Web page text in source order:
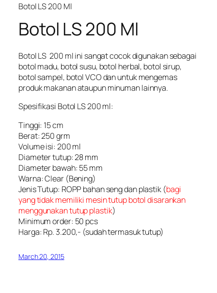
Botol LS 200 Ml
Botol LS 200 Ml
Botol LS 200 ml ini sangat cocok digunakan sebagai
botol madu, botol susu, botol herbal, botol sirup,
botol sampel, botol VCO dan untuk mengemas
produk makanan ataupun minuman lainnya.
Spesifikasi Botol LS 200 ml:
Tinggi: 15 cm
Berat: 250 grm
Volume isi: 200 ml
Diameter tutup: 28 mm
Diameter bawah: 55 mm
Warna: Clear (Bening)
Jenis Tutup: ROPP bahan seng dan plastik (bagi
yang tidak memiliki mesin tutup botol disarankan
menggunakan tutup plastik)
Minimum order: 50 pcs
Harga: Rp. 3.200,- (sudah termasuk tutup)
March 20, 2015